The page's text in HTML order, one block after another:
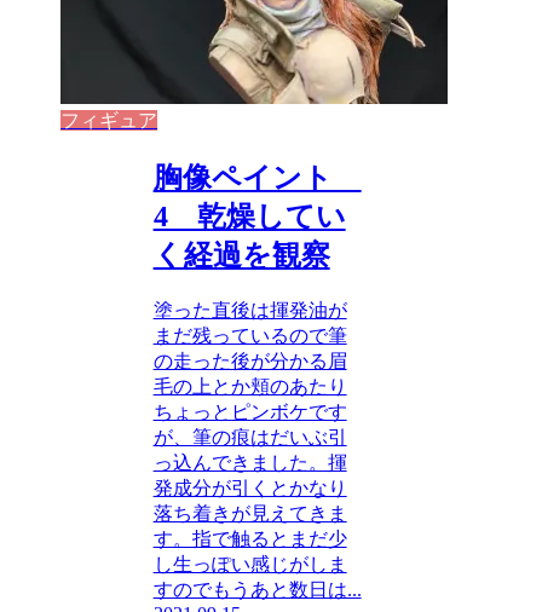
フィギュア
胸像ペイント
4 乾燥してい
く経過を観察
塗った直後は揮発油が
まだ残っているので筆
の走った後が分かる眉
毛の上とか頬のあたり
ちょっとピンボケです
が、筆の痕はだいぶ引
っ込んできました。揮
発成分が引くとかなり
落ち着きが見えてきま
す。指で触るとまだ少
し生っぽい感じがしま
すのでもうあと数日は...